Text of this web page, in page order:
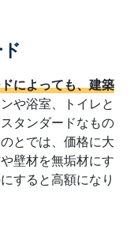
によっても、建築
や浴室、トイレと
タンダードなもの
とでは、価格に大
壁材を無垢材にす
すると高額になり